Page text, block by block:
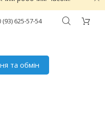
(93) 625-57-54
та обмін